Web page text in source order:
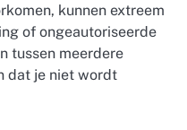
kunnen extreem
of ongeautoriseerde
tussen meerdere
dat je niet wordt